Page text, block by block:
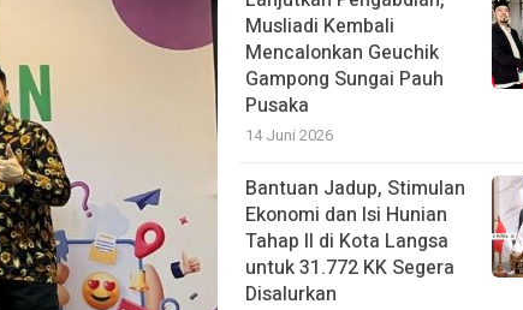
Musliadi Kembali
Mencalonkan Geuchik
Gampong Sungai Pauh
Pusaka
14 Juni 2026
Bantuan Jadup, Stimulan
Ekonomi dan Isi Hunian
Tahap II di Kota Langsa
untuk 31.772 KK Segera
Disalurkan